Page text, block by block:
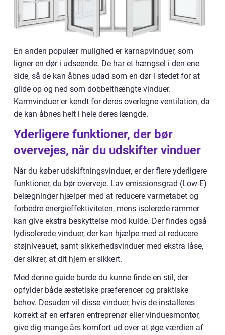
En anden populær mulighed er karnapvinduer, som
ligner en dør i udseende. De har et hængsel i den ene
side, så de kan åbnes udad som en dør i stedet for at
glide op og ned som dobbelthængte vinduer.
Karmvinduer er kendt for deres overlegne ventilation, da
de kan åbnes helt i hele deres længde.
Yderligere funktioner, der bør
overvejes, når du udskifter vinduer
Når du køber udskiftningsvinduer, er der flere yderligere
funktioner, du bør overveje. Lav emissionsgrad (Low-E)
belægninger hjælper med at reducere varmetabet og
forbedre energieffektiviteten, mens isolerede rammer
kan give ekstra beskyttelse mod kulde. Der findes også
lydisolerede vinduer, der kan hjælpe med at reducere
støjniveauet, samt sikkerhedsvinduer med ekstra låse,
der sikrer, at dit hjem er sikkert.
Med denne guide burde du kunne finde en stil, der
opfylder både æstetiske præferencer og praktiske
behov. Desuden vil disse vinduer, hvis de installeres
korrekt af en erfaren entreprenør eller vinduesmontør,
give dig mange års komfort ud over at øge værdien af